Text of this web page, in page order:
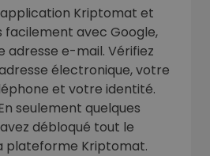
Kriptomat et
facilement avec Google,
adresse e-mail. Vérifiez
électronique, votre
et votre identité.
seulement quelques
débloqué tout le
plateforme Kriptomat.